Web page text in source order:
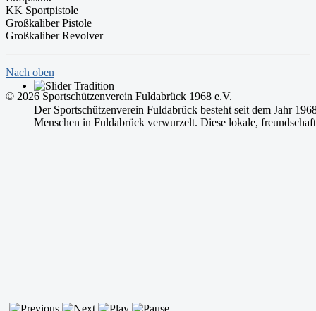
Der Sportschützenverein Fuldabrück besteht seit dem Jahr
Menschen in Fuldabrück verwurzelt. Diese lokale,
KK Sportpistole
Großkaliber Pistole
Großkaliber Revolver
Nach oben
© 2026 Sportschützenverein Fuldabrück 1968 e.V.